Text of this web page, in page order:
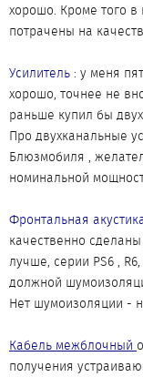
хорошо. Кроме того в
потрачены на
Усилитель : у меня
хорошо, точнее не
раньше купил бы
Про двухканальные
Блюзмобиля ,
номинальной
Фронтальная
качественно
лучше, серии PS6 ,
должной
Нет шумоизоляции -
Кабель межблочный
получения